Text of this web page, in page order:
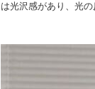
は光沢感があり、光